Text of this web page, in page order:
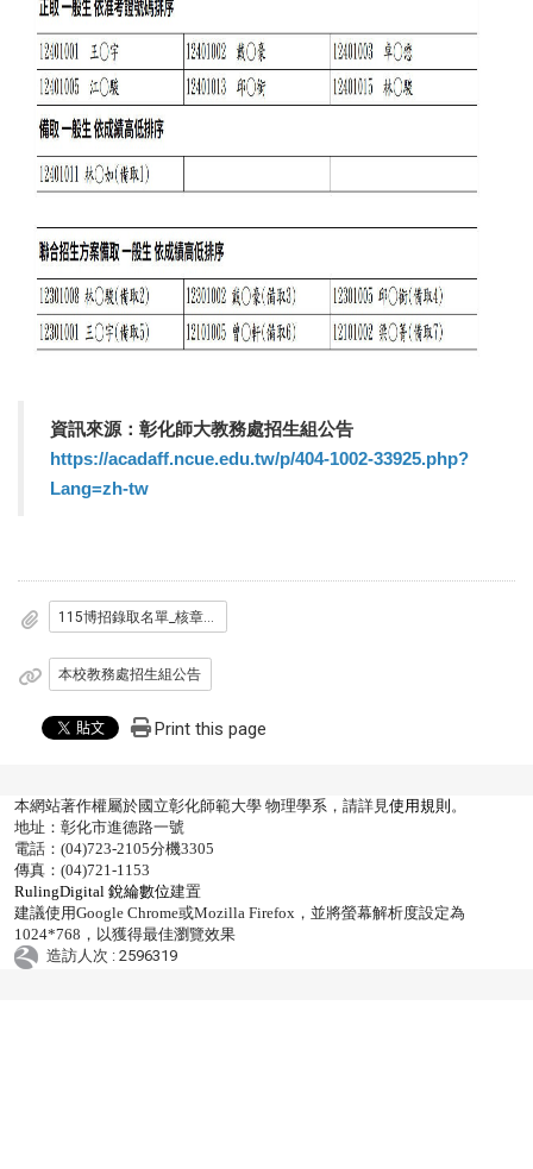
資訊來源：彰化師大教務處招生組公告
https://acadaff.ncue.edu.tw/p/404-1002-33925.php?
Lang=zh-tw
本校教務處招生組公告
Print this page
本網站著作權屬於國立彰化師範大學 物理學系，請詳見使用規則 。
地址：彰化市進德路一號
電話：(04)723-2105分機3305
傳真：(04)721-1153
RulingDigital 銳綸數位建置
建議使用Google Chrome或Mozilla Firefox，並將螢幕解析度設定為
1024*768，以獲得最佳瀏覽效果
造訪人次 : 2596319